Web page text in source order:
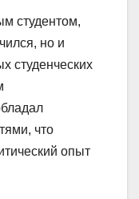
студентом,
но и
студенческих
что
опыт